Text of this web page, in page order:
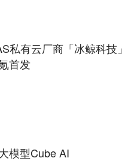
私有云厂商「冰鲸科技
首发
模型Cube AI